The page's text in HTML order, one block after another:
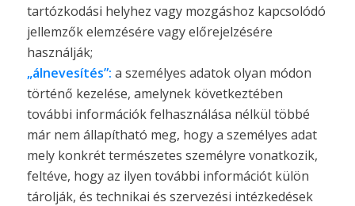
tartózkodási helyhez vagy mozgáshoz kapcsolódó
jellemzők elemzésére vagy előrejelzésére
használják;
„álnevesítés”: a személyes adatok olyan módon
történő kezelése, amelynek következtében
további információk felhasználása nélkül többé
már nem állapítható meg, hogy a személyes adat
mely konkrét természetes személyre vonatkozik,
feltéve, hogy az ilyen további információt külön
tárolják, és technikai és szervezési intézkedések